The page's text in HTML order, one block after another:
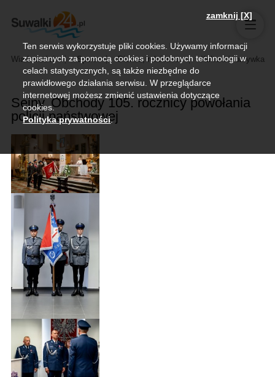
Wiadomości Sport Biznes, rolnictwo Kultura i rozrywka
Sejny. Obchody 105. rocznicy powołania
policji państwowej
zamknij [X]
Ten serwis wykorzystuje pliki cookies. Używamy informacji
zapisanych za pomocą cookies i podobnych technologii w
celach statystycznych, są także niezbędne do
prawidłowego działania serwisu. W przeglądarce
internetowej możesz zmienić ustawienia dotyczące
cookies.
Polityka prywatności.